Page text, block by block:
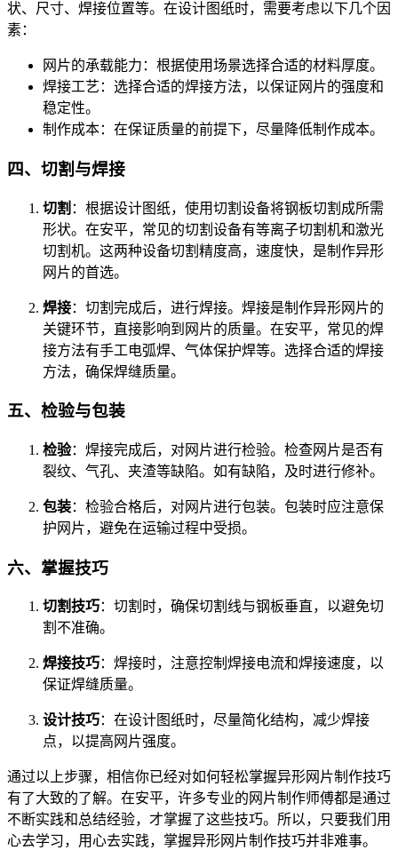
状、尺寸、焊接位置等。在设计图纸时，需要考虑以下几个因
素：
网片的承载能力：根据使用场景选择合适的材料厚度。
焊接工艺：选择合适的焊接方法，以保证网片的强度和
稳定性。
制作成本：在保证质量的前提下，尽量降低制作成本。
四、切割与焊接
切割 ：根据设计图纸，使用切割设备将钢板切割成所需
形状。在安平，常见的切割设备有等离子切割机和激光
切割机。这两种设备切割精度高，速度快，是制作异形
网片的首选。
焊接：切割完成后，进行焊接。焊接是制作异形网片的
关键环节，直接影响到网片的质量。在安平，常见的焊
接方法有手工电弧焊、气体保护焊等。选择合适的焊接
方法，确保焊缝质量。
五、检验与包装
检验：焊接完成后，对网片进行检验。检查网片是否有
裂纹、气孔、夹渣等缺陷。如有缺陷，及时进行修补。
包装：检验合格后，对网片进行包装。包装时应注意保
护网片，避免在运输过程中受损。
六、掌握技巧
切割技巧：切割时，确保切割线与钢板垂直，以避免切
割不准确。
焊接技巧：焊接时，注意控制焊接电流和焊接速度，以
保证焊缝质量。
设计技巧：在设计图纸时，尽量简化结构，减少焊接
点，以提高网片强度。
通过以上步骤，相信你已经对如何轻松掌握异形网片制作技巧
有了大致的了解。在安平，许多专业的网片制作师傅都是通过
不断实践和总结经验，才掌握了这些技巧。所以，只要我们用
心去学习，用心去实践，掌握异形网片制作技巧并非难事。